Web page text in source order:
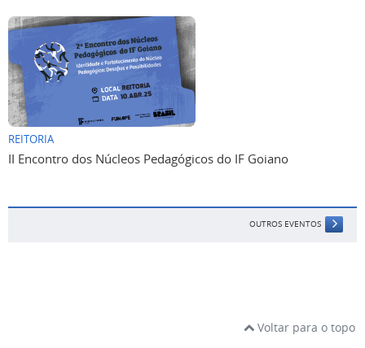
REITORIA
II Encontro dos Núcleos Pedagógicos do IF Goiano
OUTROS EVENTOS
Voltar para o topo